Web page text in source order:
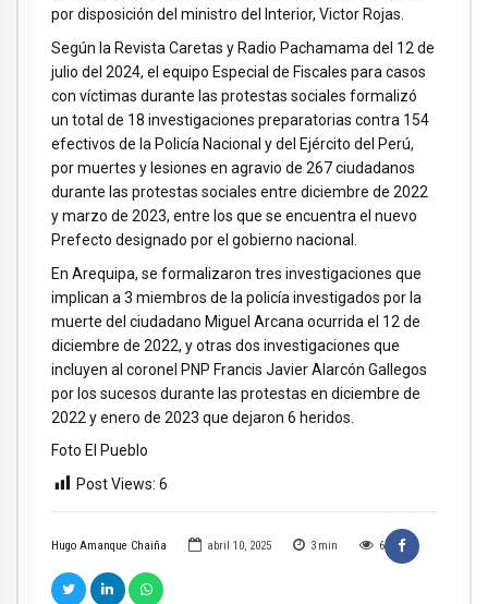
Hugo Amanque Chaiña abril 10, 2025 3 min 6
por disposición del ministro del Interior, Victor Rojas.
Según la Revista Caretas y Radio Pachamama del 12 de
julio del 2024, el equipo Especial de Fiscales para casos
con víctimas durante las protestas sociales formalizó
un total de 18 investigaciones preparatorias contra 154
efectivos de la Policía Nacional y del Ejército del Perú,
por muertes y lesiones en agravio de 267 ciudadanos
durante las protestas sociales entre diciembre de 2022
y marzo de 2023, entre los que se encuentra el nuevo
Prefecto designado por el gobierno nacional.
En Arequipa, se formalizaron tres investigaciones que
implican a 3 miembros de la policía investigados por la
muerte del ciudadano Miguel Arcana ocurrida el 12 de
diciembre de 2022, y otras dos investigaciones que
incluyen al coronel PNP Francis Javier Alarcón Gallegos
por los sucesos durante las protestas en diciembre de
2022 y enero de 2023 que dejaron 6 heridos.
Foto El Pueblo
Post Views: 6